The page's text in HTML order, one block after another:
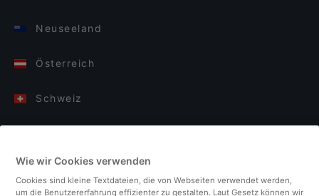
Neuseeland
Österreich
Schweiz
Italien
Wie wir Cookies verwenden
Cookies sind kleine Textdateien, die von Webseiten verwendet werden,
um die Benutzererfahrung effizienter zu gestalten. Laut Gesetz können wir